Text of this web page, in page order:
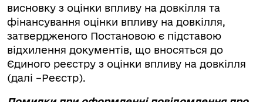
висновку з оцінки впливу на довкілля та
фінансування оцінки впливу на довкілля,
затвердженого Постановою є підставою
відхилення документів, що вносяться до
Єдиного реєстру з оцінки впливу на довкілля
(далі –Реєстр).